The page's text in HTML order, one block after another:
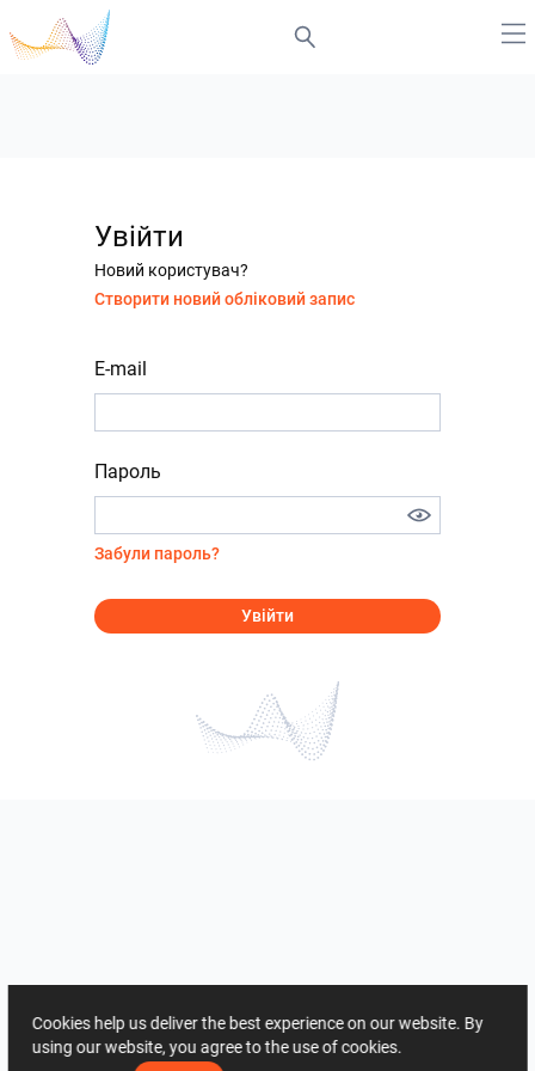
Увійти
Новий користувач?
Створити новий обліковий запис
E-mail
Пароль
Забули пароль?
Увійти
Cookies help us deliver the best experience on our website. By
using our website, you agree to the use of cookies.